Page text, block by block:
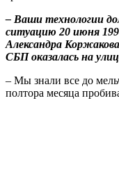
– Ваши технологии
ситуацию 20 июня
Александра
СБП оказалась на
– Мы знали все до
полтора месяца